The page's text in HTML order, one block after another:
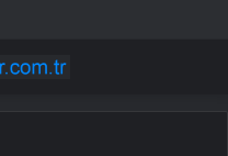
güçlendiriyor